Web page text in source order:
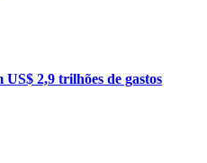
2,9 trilhões de gastos